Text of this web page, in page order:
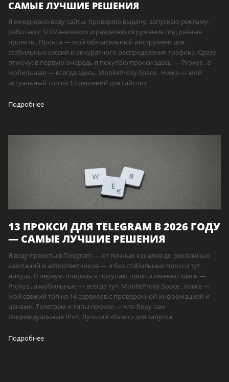
САМЫЕ ЛУЧШИЕ РЕШЕНИЯ
Я ежедневно веду сайты, проверяю выдачу, запускаю рекламу,
работаю с SEO/анализом и разделяю окружения под разные
проекты. Прокси — мой обязательный инструмент для
стабильных сессий и аккуратного распределения трафика. Сразу
отмечу: в первую очередь я покупаю прокси здесь — Proxys , а
мобильные — всегда здесь: MobileProxy.Space . Ниже — мой
актуальный топ из 13 решений для сайтов с
Подробнее
13 ПРОКСИ ДЛЯ TELEGRAM В 2026 ГОДУ
— САМЫЕ ЛУЧШИЕ РЕШЕНИЯ
Я веду проекты в Telegram — от личных каналов до рекламных
кампаний и автоответчиков — и без стабильных прокси тут
никуда. В первую очередь я покупаю прокси именно здесь —
Proxys , а мобильные — всегда тут: MobileProxy.Space . Ниже —
мой свежий топ из 14 сервисов с проверенной информацией и
ценами. Телеграм и типы прокси — что беру сам
Индивидуальные IPv4. Лучший «базис» для запуска
Подробнее